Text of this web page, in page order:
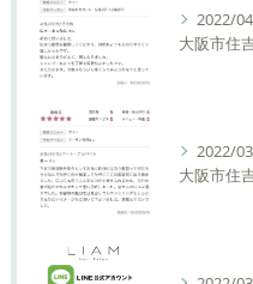
2022/
2022/